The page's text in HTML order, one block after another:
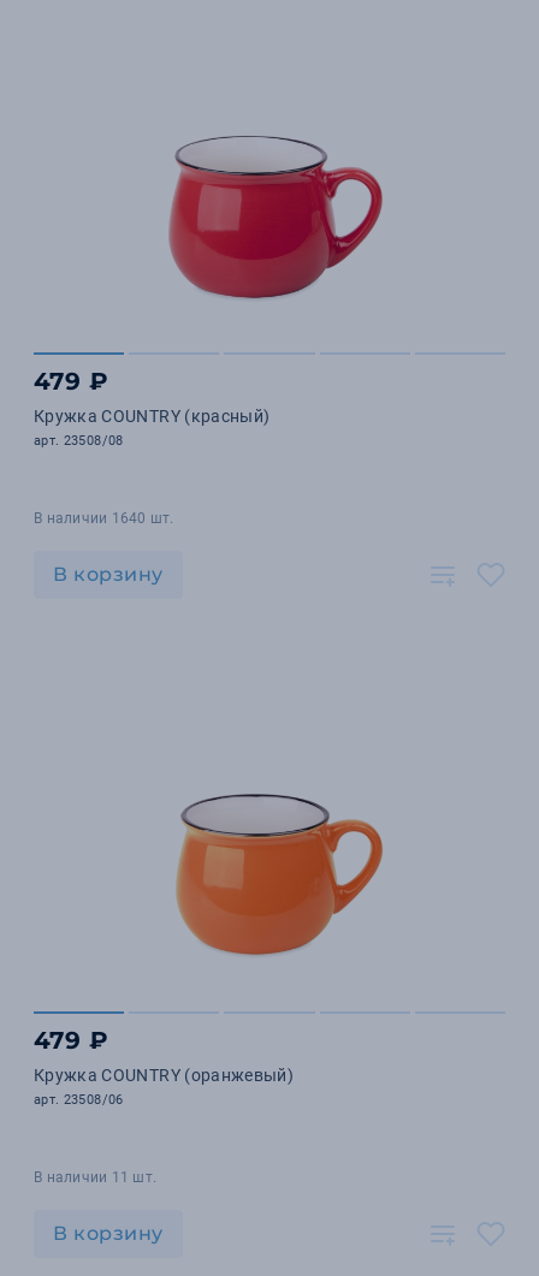
479 ₽
Кружка COUNTRY (красный)
арт. 23508/08
В наличии 1640 шт.
В корзину
479 ₽
Кружка COUNTRY (оранжевый)
арт. 23508/06
В наличии 11 шт.
В корзину